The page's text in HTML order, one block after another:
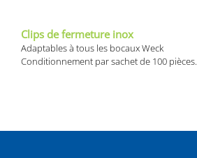
Clips de fermeture inox
Adaptables à tous les bocaux Weck
Conditionnement par sachet de 100 pièces.